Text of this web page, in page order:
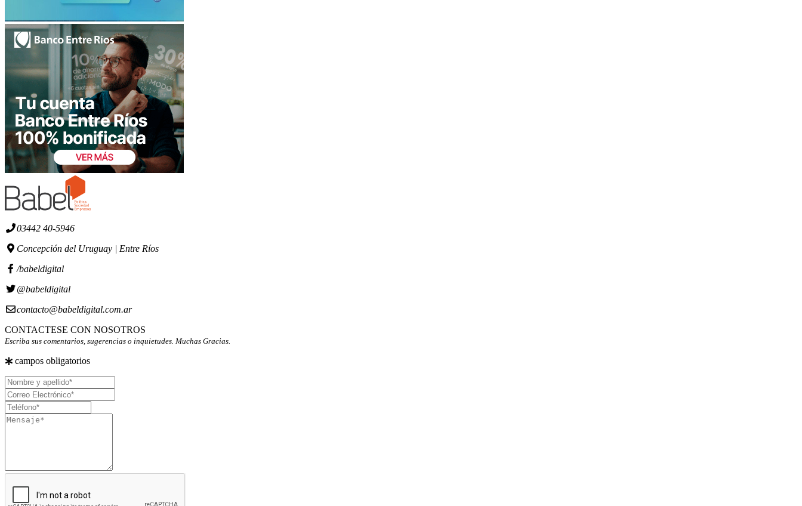
03442 40-5946
Concepción del Uruguay | Entre Ríos
/babeldigital
@babeldigital
contacto@babeldigital.com.ar
CONTACTESE CON NOSOTROS
Escriba sus comentarios, sugerencias o inquietudes. Muchas Gracias.
campos obligatorios
Nombre
y
apellido
Correo
Electrónico
Teléfono
Mensaje